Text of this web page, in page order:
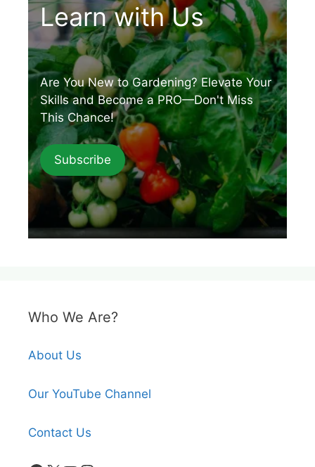
Learn with Us
Are You New to Gardening? Elevate Your
Skills and Become a PRO—Don't Miss
This Chance!
Subscribe
Who We Are?
About Us
Our YouTube Channel
Contact Us